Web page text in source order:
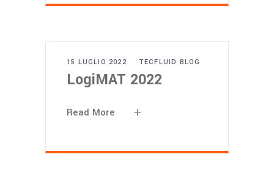
15 LUGLIO 2022 TECFLUID BLOG
LogiMAT 2022
Read More